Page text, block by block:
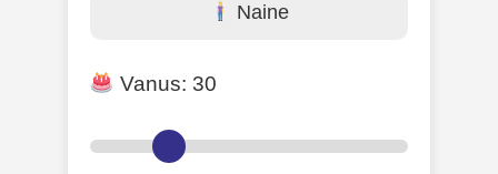
Naine
Vanus: 30